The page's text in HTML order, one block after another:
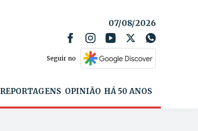
07/08/2026
Seguir no
REPORTAGENS OPINIÃO HÁ 50 ANOS